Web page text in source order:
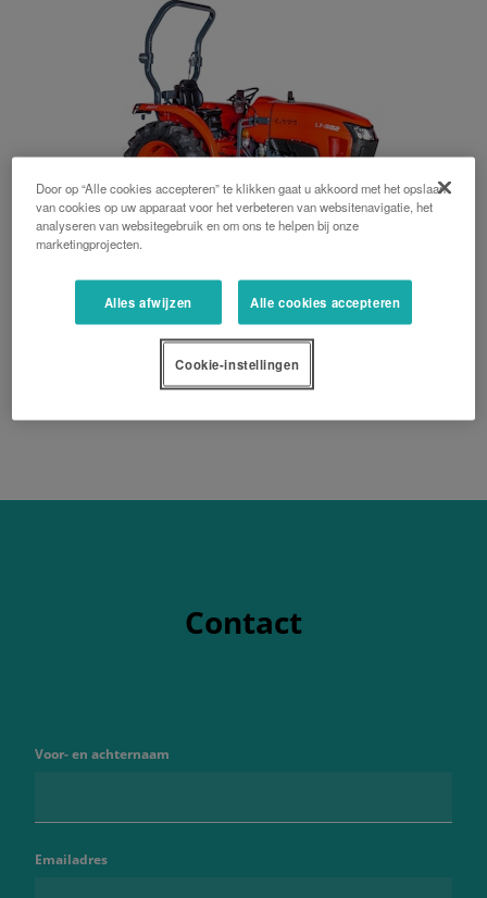
L1-382 serie
38 PK, Mechanisch, Hydrostaat, Veiligheidsbeugel achter / midden
Contact
Voor- en achternaam
Emailadres
Door op “Alle cookies accepteren” te klikken gaat u akkoord met het opslaan
van cookies op uw apparaat voor het verbeteren van websitenavigatie, het
analyseren van websitegebruik en om ons te helpen bij onze
marketingprojecten.
Alles afwijzen Alle cookies accepteren
Cookie-instellingen